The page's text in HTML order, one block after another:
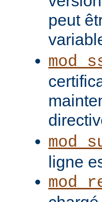
peut
ligne